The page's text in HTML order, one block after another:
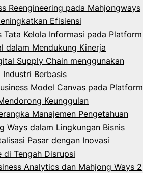
Reengineering pada Mahjongways
Efisiensi
Tata Kelola Informasi pada Platform
dalam Mendukung Kinerja
Supply Chain menggunakan
Berbasis
Model Canvas pada Platform
Keunggulan
Manajemen Pengetahuan
Ways dalam Lingkungan Bisnis
Pasar dengan Inovasi
di Tengah Disrupsi
Analytics dan Mahjong Ways 2